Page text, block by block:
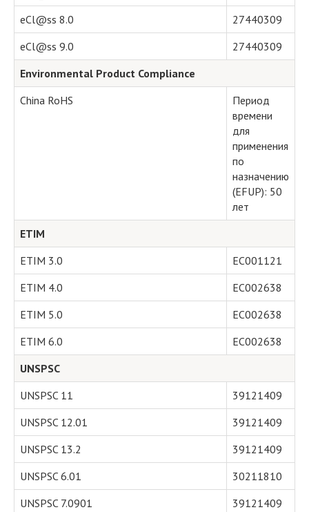
eCl@ss 8.0
27440309
eCl@ss 9.0
27440309
Environmental Product Compliance
China RoHS
Период
времени
для
применения
по
назначению
(EFUP): 50
лет
ETIM
ETIM 3.0
EC001121
ETIM 4.0
EC002638
ETIM 5.0
EC002638
ETIM 6.0
EC002638
UNSPSC
UNSPSC 11
39121409
UNSPSC 12.01
39121409
UNSPSC 13.2
39121409
UNSPSC 6.01
30211810
UNSPSC 7.0901
39121409